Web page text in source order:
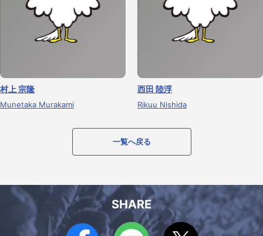
村上 宗隆
Munetaka Murakami
西田 陸浮
Rikuu Nishida
一覧へ戻る
SHARE